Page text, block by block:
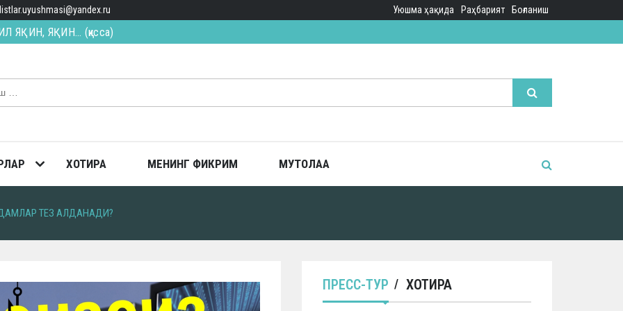
Уюшма ҳақида Раҳбарият Боғланиш
ЯҚИН, ЯҚИН… (қисса)
долзарб вазифа
ХОТИРА МЕНИНГ ФИКРИМ МУТОЛАА
ТЕЗ АЛДАНАДИ?
ПРЕСС-ТУР ХОТИРА